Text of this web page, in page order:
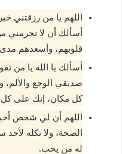
اللهم يا من رزقتني
أسألك أن لا تحرمني
قلوبهم، وأسعدهم مدى
أسألك يا الله يا من
صديقي الوجع والألم،
كل مكان، إنك على
اللهم أن لي شخص
الصحة، ولا تكله
له من يحب.